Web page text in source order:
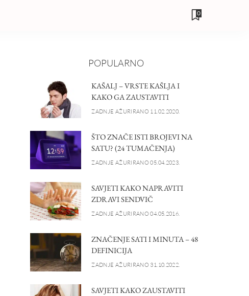
0
POPULARNO
KAŠALJ – VRSTE KAŠLJA I
KAKO GA ZAUSTAVITI
ZADNJE AŽURIRANO 11.02.2020.
ŠTO ZNAČE ISTI BROJEVI NA
SATU? (24 TUMAČENJA)
ZADNJE AŽURIRANO 05.04.2023.
SAVJETI KAKO NAPRAVITI
ZDRAVI SENDVIČ
ZADNJE AŽURIRANO 04.05.2016.
ZNAČENJE SATI I MINUTA – 48
DEFINICIJA
ZADNJE AŽURIRANO 31.10.2022.
SAVJETI KAKO ZAUSTAVITI